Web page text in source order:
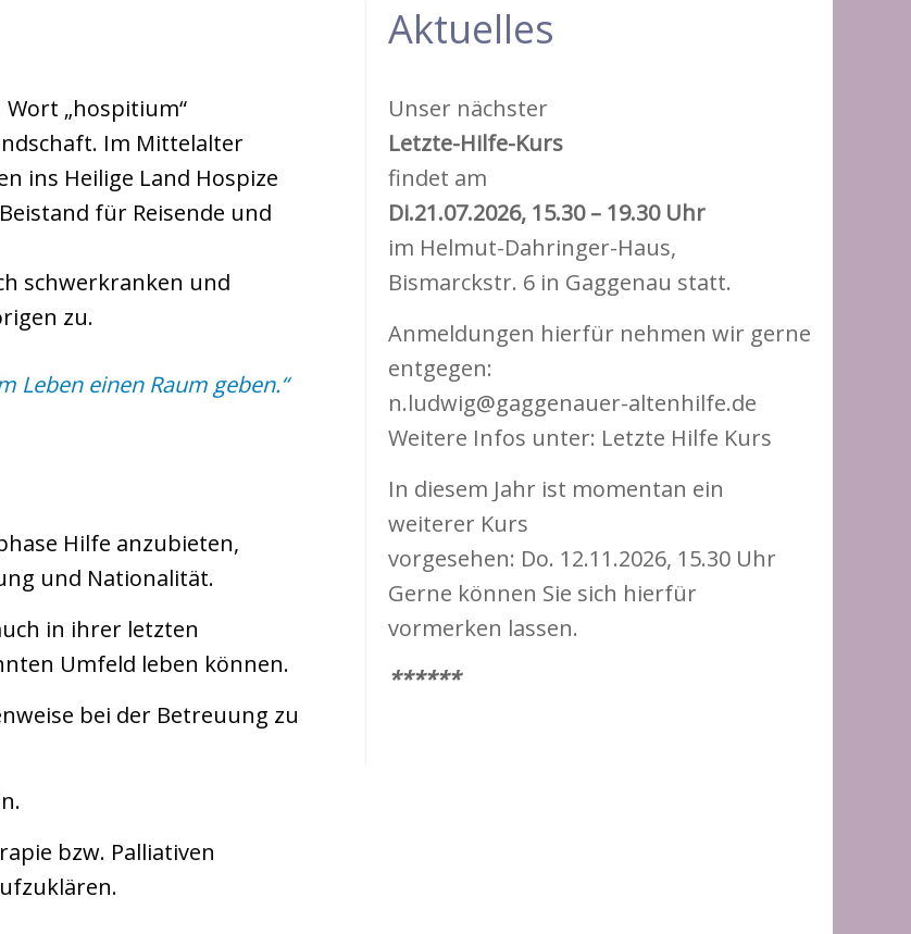
„hospitium“
Im Mittelalter
ins Heilige Land Hospize
für Reisende und
schwerkranken und
zu.
Leben einen Raum geben.“
Hilfe anzubieten,
und Nationalität.
in ihrer letzten
Umfeld leben können.
bei der Betreuung zu
bzw. Palliativen
Aktuelles
Unser nächster
Letzte-Hilfe-Kurs
findet am
Di.21.07.2026, 15.30 – 19.30 Uhr
im Helmut-Dahringer-Haus,
Bismarckstr. 6 in Gaggenau statt.
Anmeldungen hierfür nehmen wir gerne
entgegen:
n.ludwig@gaggenauer-altenhilfe.de
Weitere Infos unter: Letzte Hilfe Kurs
In diesem Jahr ist momentan ein
weiterer Kurs
vorgesehen: Do. 12.11.2026, 15.30 Uhr
Gerne können Sie sich hierfür
vormerken lassen.
******